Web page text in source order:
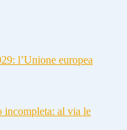
l’Unione europea
incompleta: al via le